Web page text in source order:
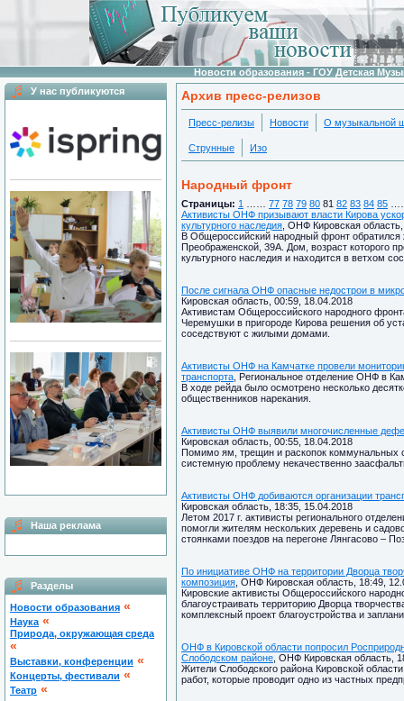
Новости образования - ГОУ Детская
У нас публикуются
Наша реклама
Разделы
Новости образования «
Наука «
Природа, окружающая среда
«
Выставки, конференции «
Концерты, фестивали «
Театр «
Архив пресс-релизов
Пресс-релизы Новости О музыкальной
Струнные Изо
Народный фронт
Страницы: 1 77 78 79 80 81 82 83 84 85
Активисты ОНФ призывают власти Кирова
культурного наследия , ОНФ Кировская
В Общероссийский народный фронт обратился
Преображенской, 39А. Дом, возраст которого
культурного наследия и находится в ветхом
После сигнала ОНФ опасные недострои в
Кировская область, 00:59, 18.04.2018
Активистам Общероссийского народного
Черемушки в пригороде Кирова решения об
соседствуют с жилыми домами.
Активисты ОНФ на Камчатке провели
транспорта , Региональное отделение ОНФ в
В ходе рейда было осмотрено несколько
общественников нарекания.
Активисты ОНФ выявили многочисленные
Кировская область, 00:55, 18.04.2018
Помимо ям, трещин и раскопок коммунальных
системную проблему некачественно
Активисты ОНФ добиваются организации
Кировская область, 18:35, 15.04.2018
Летом 2017 г. активисты регионального
помогли жителям нескольких деревень и
стоянками поездов на перегоне Лянгасово –
По инициативе ОНФ на территории Дворца
композиция , ОНФ Кировская область, 18:49,
Кировские активисты Общероссийского
благоустраивать территорию Дворца
комплексный проект благоустройства и
ОНФ в Кировской области попросил
Слободском районе , ОНФ Кировская область,
Жители Слободского района Кировской
работ, которые проводит одно из частных